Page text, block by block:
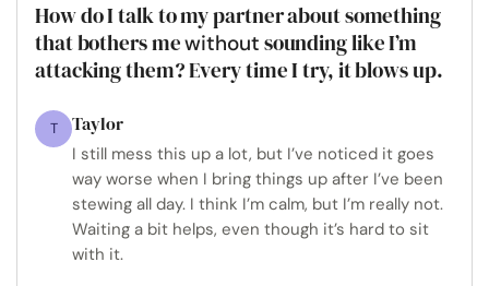
How do I talk to my partner about something
that bothers mewithout sounding like I’m
attacking them? Every time I try, it blows up.
T Taylor
I still mess this up a lot, but I’ve noticed it goes
way worse when I bring things up after I’ve been
stewing all day. I think I’m calm, but I’m really not.
Waiting a bit helps, even though it’s hard to sit
with it.